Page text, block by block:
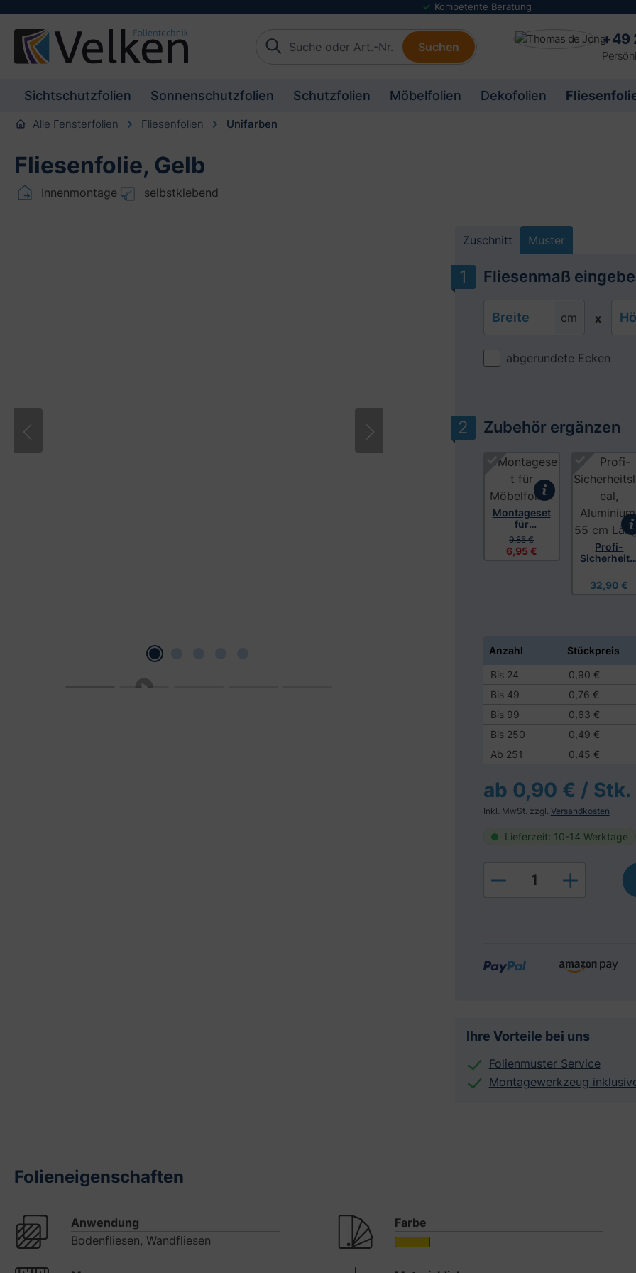
springen Zur Beschreibung springen
Folienmuster Service
Suchen +49
Sichtschutzfolien Sonnenschutzfolien Schutzfolien Möbelfolien Dekofolien
Alle Fensterfolien Fliesenfolien Unifarben
Bitte akzeptieren Sie Cookies, um dieses
Fliesenfolie, Gelb
Innenmontage selbstklebend
Zuschnitt Muster
Fliesenmaß
Breite cm x
abgerundete Ecken
Zubehör ergänzen
Montageset
für
Möbelfolien
6,95 €
9,85 €
Profi-
Sicherheitsl
Aluminium,
55 cm
32,90 €
Anzahl Stückpreis
Bis 24 0,90 €
Bis 49 0,76 €
Bis 99 0,63 €
Bis 250 0,49 €
Ab 251 0,45 €
ab 0,90 € / Stk.
Inkl. MwSt. zzgl. Versandkosten
Lieferzeit: 10-14 Werktage
Produkt Anzahl:
Ihre Vorteile bei uns
Folienmuster Service
Montagewerkzeug
Folieneigenschaften
Anwendung
Bodenfliesen, Wandfliesen
Farbe